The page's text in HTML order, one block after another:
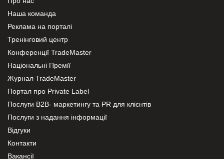
Наша команда
Реклама на порталі
Тренінговий центр
Конференції TradeMaster
Національні Премії
Журнал TradeMaster
Портал про Private Label
Послуги В2В- маркетингу та PR для клієнтів
Послуги з надання інформації
Відгуки
Контакти
Вакансії